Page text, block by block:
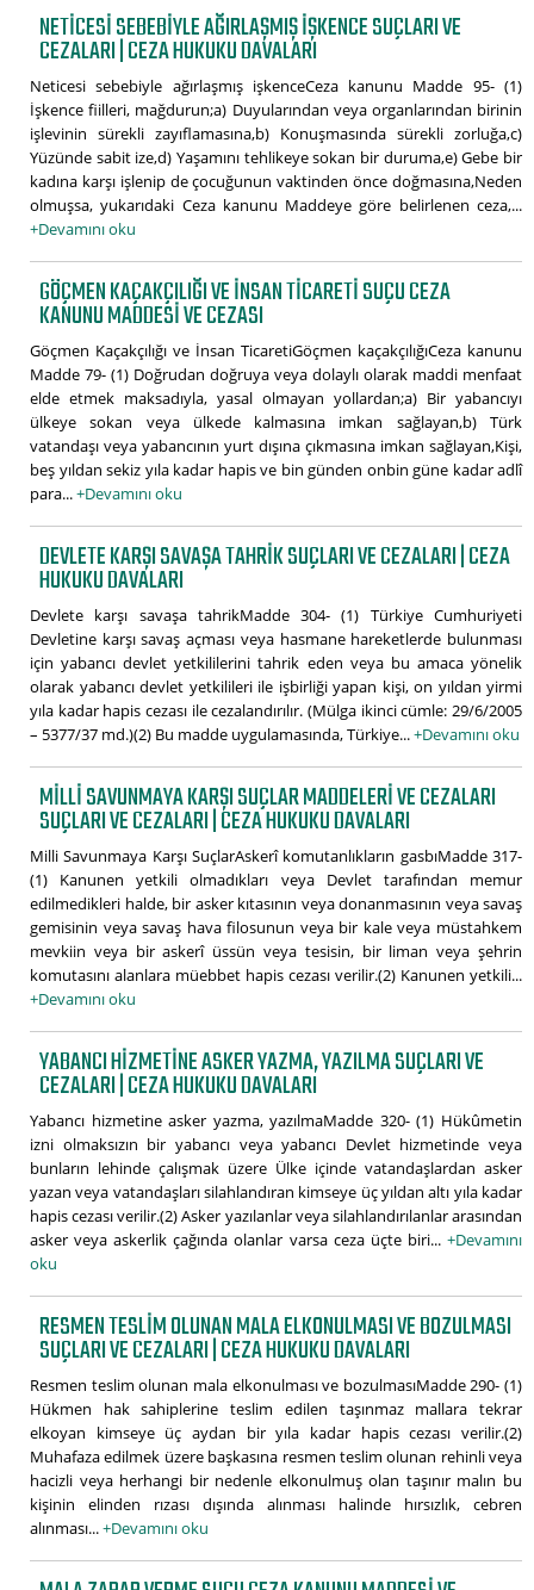
NETICESI SEBEBIYLE AĞIRLAŞMIŞ IŞKENCE SUÇLARI VE
CEZALARI | CEZA HUKUKU DAVALARI
Neticesi sebebiyle ağırlaşmış işkenceCeza kanunu Madde 95- (1)
İşkence fiilleri, mağdurun;a) Duyularından veya organlarından birinin
işlevinin sürekli zayıflamasına,b) Konuşmasında sürekli zorluğa,c)
Yüzünde sabit ize,d) Yaşamını tehlikeye sokan bir duruma,e) Gebe bir
kadına karşı işlenip de çocuğunun vaktinden önce doğmasına,Neden
olmuşsa, yukarıdaki Ceza kanunu Maddeye göre belirlenen ceza,...
+Devamını oku
GÖÇMEN KAÇAKÇILIĞI VE İNSAN TICARETI SUÇU CEZA
KANUNU MADDESI VE CEZASI
Göçmen Kaçakçılığı ve İnsan TicaretiGöçmen kaçakçılığıCeza kanunu
Madde 79- (1) Doğrudan doğruya veya dolaylı olarak maddi menfaat
elde etmek maksadıyla, yasal olmayan yollardan;a) Bir yabancıyı
ülkeye sokan veya ülkede kalmasına imkan sağlayan,b) Türk
vatandaşı veya yabancının yurt dışına çıkmasına imkan sağlayan,Kişi,
beş yıldan sekiz yıla kadar hapis ve bin günden onbin güne kadar adlî
para...+Devamını oku
DEVLETE KARŞI SAVAŞA TAHRIK SUÇLARI VE CEZALARI | CEZA
HUKUKU DAVALARI
Devlete karşı savaşa tahrikMadde 304- (1) Türkiye Cumhuriyeti
Devletine karşı savaş açması veya hasmane hareketlerde bulunması
için yabancı devlet yetkililerini tahrik eden veya bu amaca yönelik
olarak yabancı devlet yetkilileri ile işbirliği yapan kişi, on yıldan yirmi
yıla kadar hapis cezası ile cezalandırılır. (Mülga ikinci cümle: 29/6/2005
– 5377/37 md.)(2) Bu madde uygulamasında, Türkiye...+Devamını oku
MILLI SAVUNMAYA KARŞI SUÇLAR MADDELERI VE CEZALARI
SUÇLARI VE CEZALARI | CEZA HUKUKU DAVALARI
Milli Savunmaya Karşı SuçlarAskerî komutanlıkların gasbıMadde 317-
(1) Kanunen yetkili olmadıkları veya Devlet tarafından memur
edilmedikleri halde, bir asker kıtasının veya donanmasının veya savaş
gemisinin veya savaş hava filosunun veya bir kale veya müstahkem
mevkiin veya bir askerî üssün veya tesisin, bir liman veya şehrin
komutasını alanlara müebbet hapis cezası verilir.(2) Kanunen yetkili...
+Devamını oku
YABANCI HIZMETINE ASKER YAZMA, YAZILMA SUÇLARI VE
CEZALARI | CEZA HUKUKU DAVALARI
Yabancı hizmetine asker yazma, yazılmaMadde 320- (1) Hükûmetin
izni olmaksızın bir yabancı veya yabancı Devlet hizmetinde veya
bunların lehinde çalışmak üzere Ülke içinde vatandaşlardan asker
yazan veya vatandaşları silahlandıran kimseye üç yıldan altı yıla kadar
hapis cezası verilir.(2) Asker yazılanlar veya silahlandırılanlar arasından
asker veya askerlik çağında olanlar varsa ceza üçte biri... +Devamını
oku
RESMEN TESLIM OLUNAN MALA ELKONULMASI VE BOZULMASI
SUÇLARI VE CEZALARI | CEZA HUKUKU DAVALARI
Resmen teslim olunan mala elkonulması ve bozulmasıMadde 290- (1)
Hükmen hak sahiplerine teslim edilen taşınmaz mallara tekrar
elkoyan kimseye üç aydan bir yıla kadar hapis cezası verilir.(2)
Muhafaza edilmek üzere başkasına resmen teslim olunan rehinli veya
hacizli veya herhangi bir nedenle elkonulmuş olan taşınır malın bu
kişinin elinden rızası dışında alınması halinde hırsızlık, cebren
alınması...+Devamını oku